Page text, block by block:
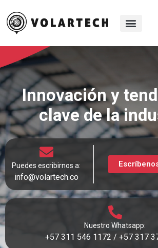
Innovación y
clave de la
Puedes escribirnos a:
info@volartech.co
Nuestro Whatsapp:
+57 311 546 1172 / +57 317